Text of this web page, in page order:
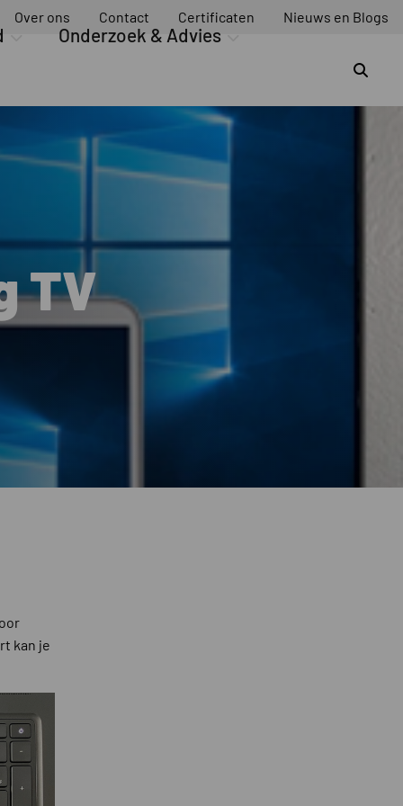
Over ons Contact Certificaten Nieuws en Blogs
Onderzoek & Advies
TV
kan je